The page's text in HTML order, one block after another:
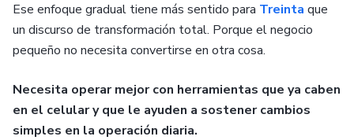
Ese enfoque gradual tiene más sentido para Treinta que
un discurso de transformación total. Porque el negocio
pequeño no necesita convertirse en otra cosa.
Necesita operar mejor con herramientas que ya caben
en el celular y que le ayuden a sostener cambios
simples en la operación diaria.